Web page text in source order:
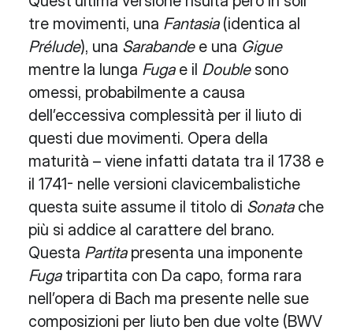
tre movimenti, una Fantasia(identica al
Prélude), una Sarabandee una Gigue
mentre la lunga Fuga e il Double sono
omessi, probabilmente a causa
dell’eccessiva complessità per il liuto di
questi due movimenti. Opera della
maturità – viene infatti datata tra il 1738 e
il 1741- nelle versioni clavicembalistiche
questa suite assume il titolo di Sonatache
più si addice al carattere del brano.
Questa Partitapresenta una imponente
Fugatripartita con Da capo, forma rara
nell’opera di Bach ma presente nelle sue
composizioni per liuto ben due volte (BWV